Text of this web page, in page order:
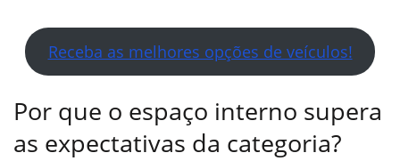
Receba as melhores opções de veículos!
Por que o espaço interno supera
as expectativas da categoria?